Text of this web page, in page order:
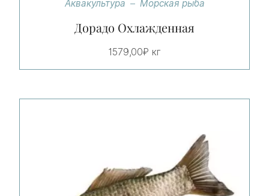
Аквакультура Морская рыба
Дорадо Охлажденная
1579,00₽ кг